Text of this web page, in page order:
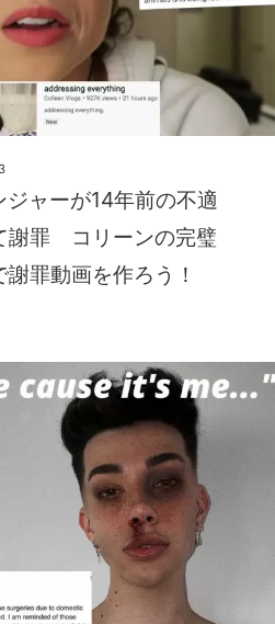
ジャーが14年前の不適
謝罪 コリーンの完璧
罪動画を作ろう！